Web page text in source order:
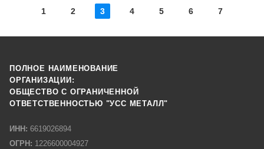
1 2 3 4 5 6 7
ПОЛНОЕ НАИМЕНОВАНИЕ
ОРГАНИЗАЦИИ:
ОБЩЕСТВО С ОГРАНИЧЕННОЙ
ОТВЕТСТВЕННОСТЬЮ "УСС МЕТАЛЛ"
ИНН: 6619026894
ОГРН: 1226600004927